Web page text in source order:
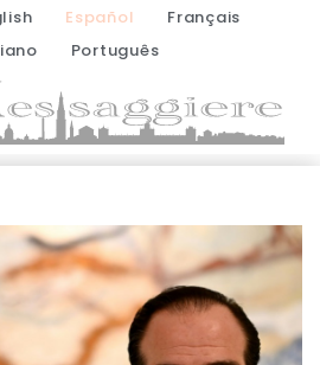
Español
Français
Português